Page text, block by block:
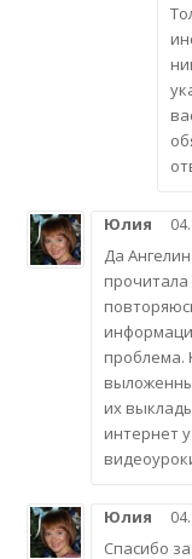
Юлия
Да
проблема.
их
интернет
Юлия
Спасибо